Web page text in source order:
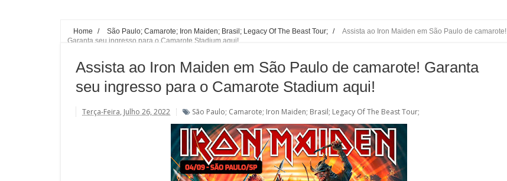
Home / São Paulo; Camarote; Iron Maiden; Brasil; Legacy Of The Beast Tour; /
Assista ao Iron Maiden em São Paulo de camarote!
Garanta seu ingresso para o Camarote Stadium aqui!
Assista ao Iron Maiden em São Paulo de camarote! Garanta
seu ingresso para o Camarote Stadium aqui!
Terça-Feira, Julho 26, 2022 São Paulo; Camarote; Iron Maiden; Brasil; Legacy Of The Beast Tour;